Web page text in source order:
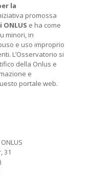
la
promossa
e ha come
minori, in
e uso improprio
L’Osservatorio si
della Onlus e
e
portale web.
31